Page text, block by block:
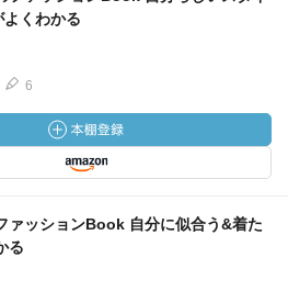
くわかる
6
ァッションBook 自分に似合う&着た
る